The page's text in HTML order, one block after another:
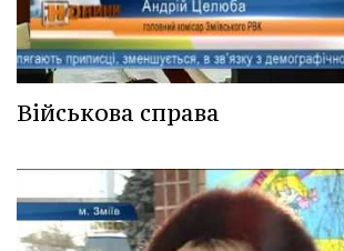
Військова справа